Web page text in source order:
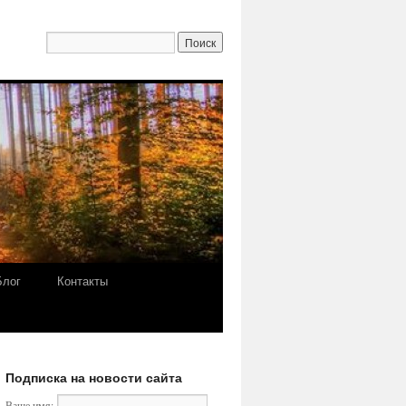
Контакты
Подписка на новости сайта